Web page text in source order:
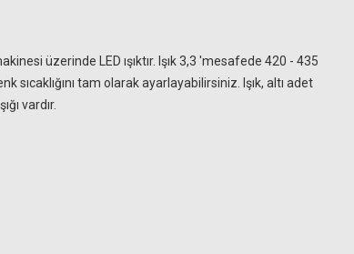
üzerinde LED ışıktır. Işık 3,3 'mesafede 420 - 435
sıcaklığını tam olarak ayarlayabilirsiniz. Işık, altı adet
vardır.